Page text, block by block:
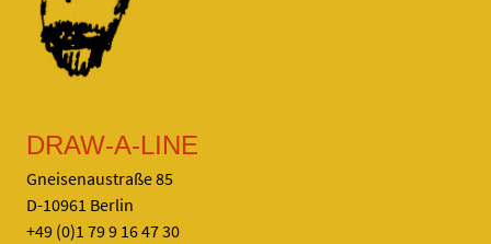
DRAW-A-LINE
Gneisenaustraße 85
D-10961 Berlin
+49 (0)1 79 9 16 47 30